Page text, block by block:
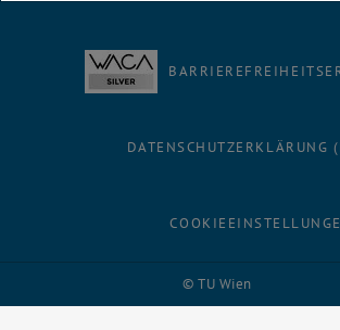
© TU Wien
DATENSCHUTZERKLÄRUNG